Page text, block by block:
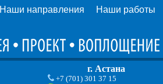
Наши направления Наши работы
г. Астана
+7 (701) 301 37 15